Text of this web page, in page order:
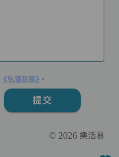
《私隱政策》 。
提交
© 2026 樂活易